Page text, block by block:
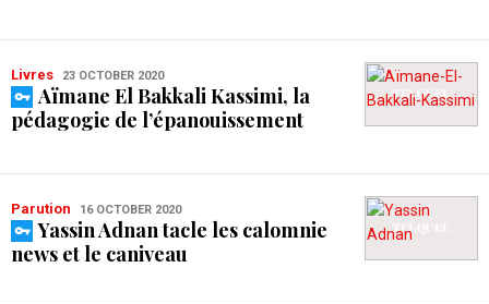
Livres 23 OCTOBER 2020
Aïmane El Bakkali Kassimi, la
pédagogie de l’épanouissement
Parution 16 OCTOBER 2020
Yassin Adnan tacle les calomnie
news et le caniveau